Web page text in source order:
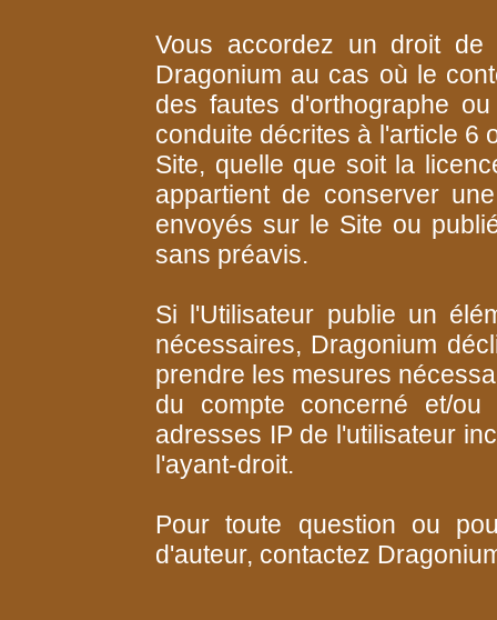
Vous accordez un droit de
Dragonium au cas où le
des fautes d'orthographe
conduite décrites à l'article 6
Site, quelle que soit la
appartient de conserver
envoyés sur le Site ou
sans préavis.
Si l'Utilisateur publie un
nécessaires, Dragonium
prendre les mesures
du compte concerné et/
adresses IP de l'utilisateur
l'ayant-droit.
Pour toute question ou
d'auteur, contactez